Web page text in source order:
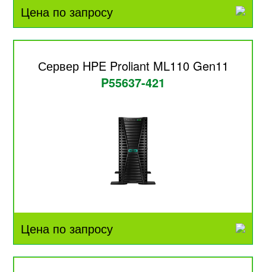
Цена по запросу
Сервер HPE Proliant ML110 Gen11
P55637-421
Цена по запросу